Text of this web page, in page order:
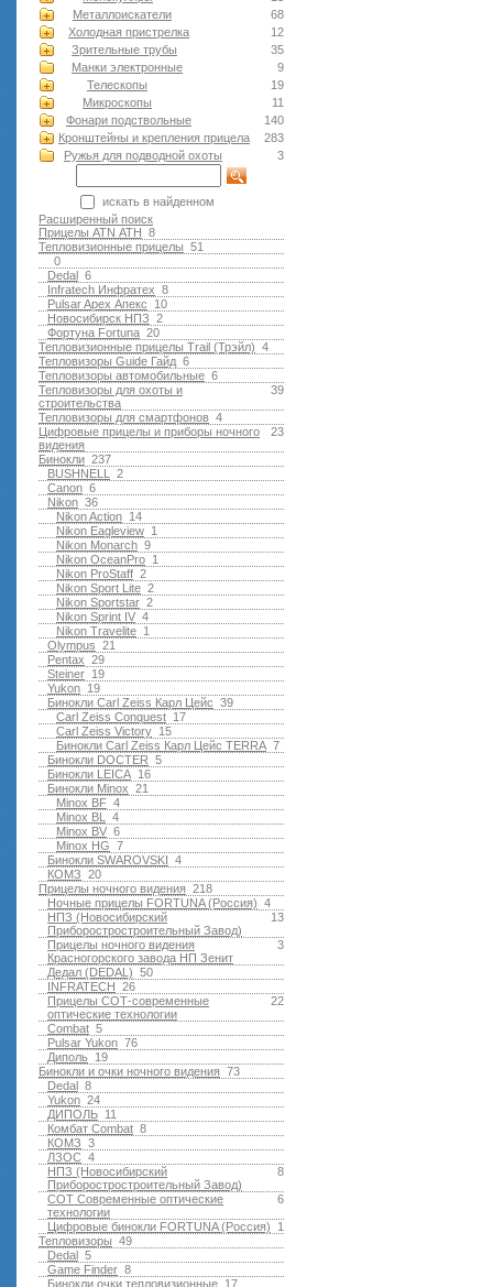
68
Металлоискатели
12
Холодная пристрелка
35
Зрительные трубы
9
Манки электронные
19
Телескопы
11
Микроскопы
140
Фонари подствольные
283
Кронштейны и крепления прицела
3
Ружья для подводной оxоты
искать в найденном
Расширенный поиск
8
Прицелы ATN АТН
51
Тепловизионные прицелы
0
6
Dedal
8
Infratech Инфратех
10
Pulsar Apex Апекс
2
Новосибирск НПЗ
20
Фортуна Fortuna
4
Тепловизионные прицелы Trail (Трэйл)
6
Тепловизоры Guide Гайд
6
Тепловизоры автомобильные
39
Тепловизоры для охоты и
строительства
4
Тепловизоры для смартфонов
23
Цифровые прицелы и приборы ночного
видения
237
Бинокли
2
BUSHNELL
6
Canon
36
Nikon
14
Nikon Action
1
Nikon Eagleview
9
Nikon Monarch
1
Nikon OceanPro
2
Nikon ProStaff
2
Nikon Sport Lite
2
Nikon Sportstar
4
Nikon Sprint IV
1
Nikon Travelite
21
Olympus
29
Pentax
19
Steiner
19
Yukon
39
Бинокли Carl Zeiss Карл Цейс
17
Carl Zeiss Conquest
15
Carl Zeiss Victory
7
Бинокли Carl Zeiss Карл Цейс TERRA
5
Бинокли DOCTER
16
Бинокли LEICA
21
Бинокли Minox
4
Minox BF
4
Minox BL
6
Minox BV
7
Minox HG
4
Бинокли SWAROVSKI
20
КОМЗ
218
Прицелы ночного видения
4
Ночные прицелы FORTUNA (Россия)
13
НПЗ (Новосибирский
Приборостростроительный Завод)
3
Прицелы ночного видения
Красногорского завода НП Зенит
50
Дедал (DEDAL)
26
INFRATECH
22
Прицелы СОТ-современные
оптические технологии
5
Combat
76
Pulsar Yukon
19
Диполь
73
Бинокли и очки ночного видения
8
Dedal
24
Yukon
11
ДИПОЛЬ
8
Комбат Combat
3
КОМЗ
4
ЛЗОС
8
НПЗ (Новосибирский
Приборостростроительный Завод)
6
СОТ Современные оптические
технологии
1
Цифровые бинокли FORTUNA (Россия)
49
Тепловизоры
5
Dedal
8
Game Finder
17
Бинокли очки тепловизионные